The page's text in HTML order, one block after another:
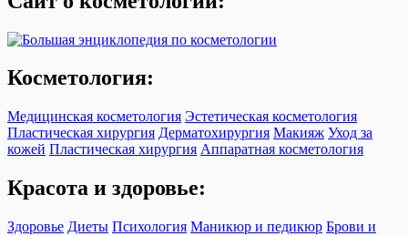
Косметология:
Медицинская косметология Эстетическая косметология
Пластическая хирургия Дерматохирургия Макияж Уход за
кожей Пластическая хирургия Аппаратная косметология
Красота и здоровье:
Здоровье Диеты Психология Маникюр и педикюр Брови и